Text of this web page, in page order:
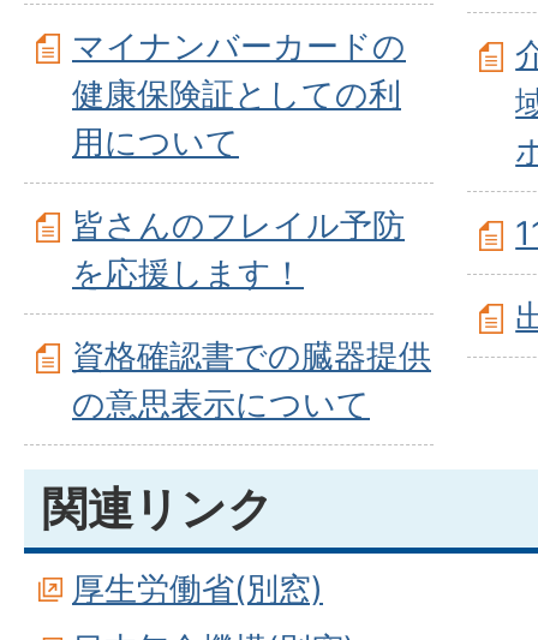
マイナンバーカードの
健康保険証としての利
用について
皆さんのフレイル予防
を応援します！
資格確認書での臓器提供
の意思表示について
関連リンク
厚生労働省(別窓)